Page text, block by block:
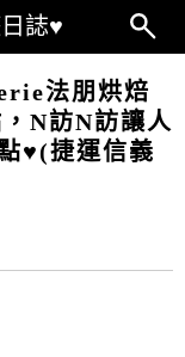
誌♥
法朋烘焙
N訪N訪讓人
♥(捷運信義